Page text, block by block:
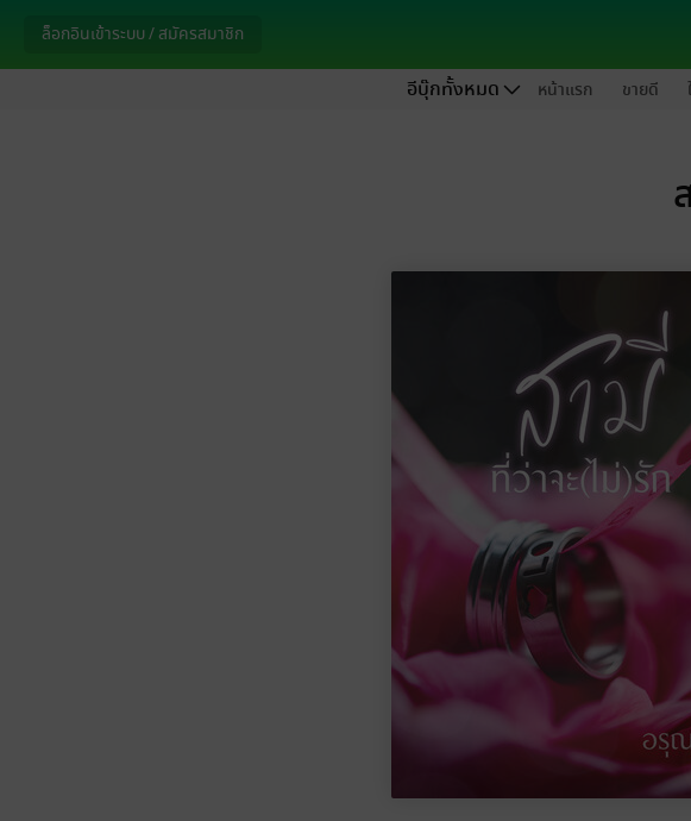
ล็อกอินเข้าระบบ / สมัครสมาชิก
อีบุ๊กทั้งหมด หน้าแรก ขายดี